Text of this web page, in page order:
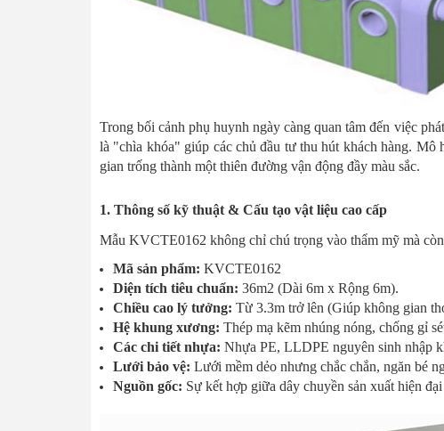
Trong bối cảnh phụ huynh ngày càng quan tâm đến việc
là "chìa khóa" giúp các chủ đầu tư thu hút khách hàng. Mô
gian trống thành một thiên đường vận động đầy màu sắc.
1. Thông số kỹ thuật & Cấu tạo vật liệu cao cấp
Mẫu KVCTE0162 không chỉ chú trọng vào thẩm mỹ mà
Mã sản phẩm: KVCTE0162
Diện tích tiêu chuẩn: 36m2 (Dài 6m x Rộng 6m).
Chiều cao lý tưởng: Từ 3.3m trở lên (Giúp không gian
Hệ khung xương: Thép mạ kẽm nhúng nóng, chống gỉ
Các chi tiết nhựa: Nhựa PE, LLDPE nguyên sinh nhập
Lưới bảo vệ: Lưới mềm dẻo nhưng chắc chắn, ngăn bé
Nguồn gốc: Sự kết hợp giữa dây chuyền sản xuất hiện